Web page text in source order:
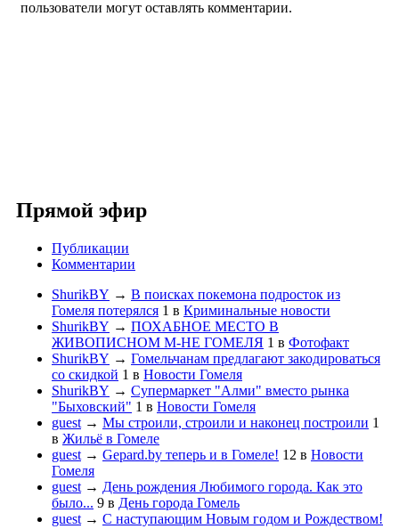
пользователи могут оставлять комментарии.
Прямой эфир
Публикации
Комментарии
ShurikBY → В поисках покемона подросток из
Гомеля потерялся 1 в Криминальные новости
ShurikBY → ПОХАБНОЕ МЕСТО В
ЖИВОПИСНОМ М-НЕ ГОМЕЛЯ 1 в Фотофакт
ShurikBY → Гомельчанам предлагают закодироваться
со скидкой 1 в Новости Гомеля
ShurikBY → Супермаркет "Алми" вместо рынка
"Быховский" 1 в Новости Гомеля
guest → Мы строили, строили и наконец построили 1
в Жильё в Гомеле
guest → Gepard.by теперь и в Гомеле! 12 в Новости
Гомеля
guest → День рождения Любимого города. Как это
было... 9 в День города Гомель
guest → С наступающим Новым годом и Рождеством!